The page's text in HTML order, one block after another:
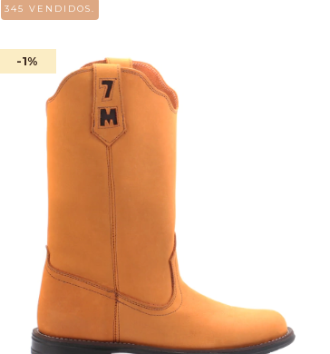
345 VENDIDOS.
-1%